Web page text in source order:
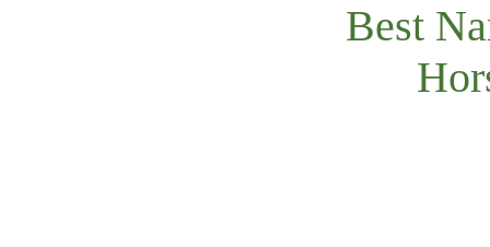
Best